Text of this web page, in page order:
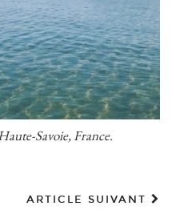
Savoie, France.
ARTICLE SUIVANT